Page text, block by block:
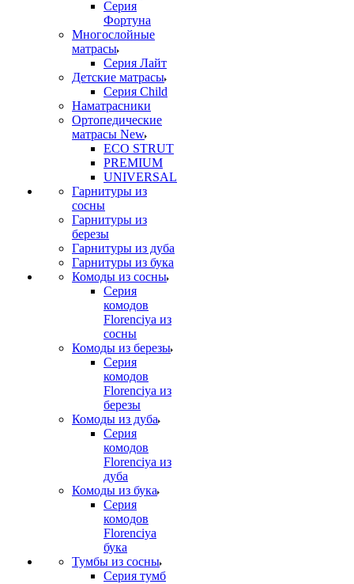
Серия
Фортуна
Многослойные
матрасы
Серия Лайт
Детские матрасы
Серия Child
Наматрасники
Ортопедические
матрасы New
ECO STRUT
PREMIUM
UNIVERSAL
Гарнитуры из
сосны
Гарнитуры из
березы
Гарнитуры из дуба
Гарнитуры из бука
Комоды из сосны
Серия
комодов
Florenciya из
сосны
Комоды из березы
Серия
комодов
Florenciya из
березы
Комоды из дуба
Серия
комодов
Florenciya из
дуба
Комоды из бука
Серия
комодов
Florenciya
бука
Тумбы из сосны
Серия тумб